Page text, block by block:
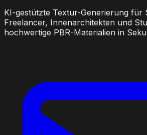
KI-gestützte Textur-Generierung für
Freelancer, Innenarchitekten und
hochwertige PBR-Materialien in